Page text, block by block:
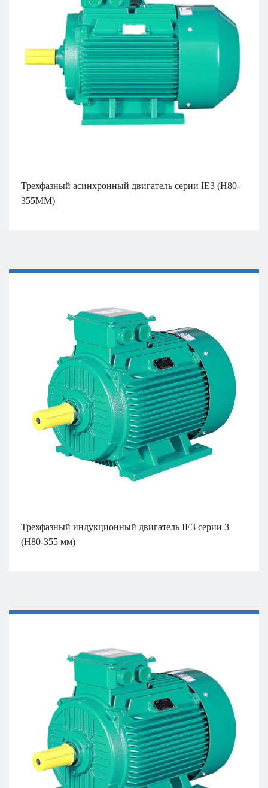
Трехфазный асинхронный двигатель серии IE3 (H80-
355MM)
Трехфазный индукционный двигатель IE3 серии 3
(H80-355 мм)